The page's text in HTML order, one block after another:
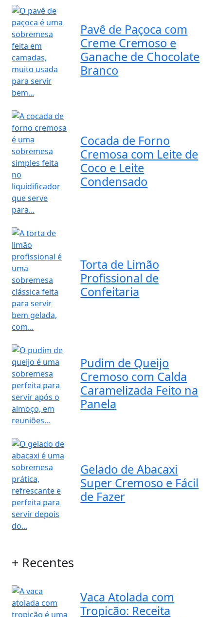
Pavê de Paçoca com
Creme Cremoso e
Ganache de Chocolate
Branco
Cocada de Forno
Cremosa com Leite de
Coco e Leite
Condensado
Torta de Limão
Profissional de
Confeitaria
Pudim de Queijo
Cremoso com Calda
Caramelizada Feito na
Panela
Gelado de Abacaxi
Super Cremoso e Fácil
de Fazer
+ Recentes
Vaca Atolada com
Tropicão: Receita